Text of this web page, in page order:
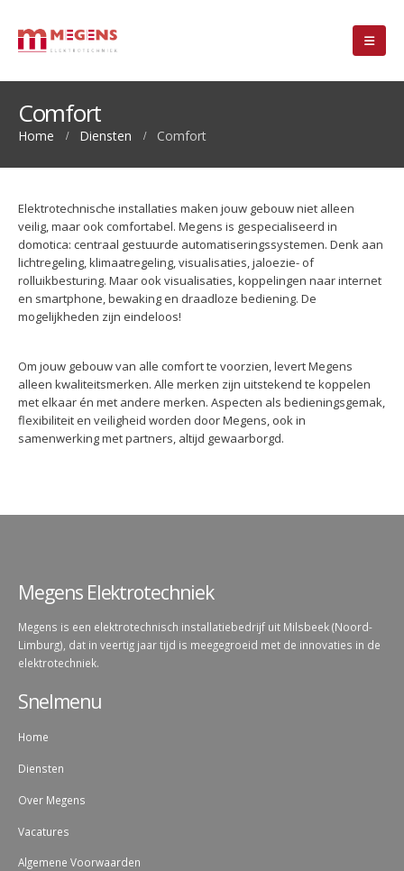
Comfort
Home Diensten Comfort
Elektrotechnische installaties maken jouw gebouw niet alleen
veilig, maar ook comfortabel. Megens is gespecialiseerd in
domotica: centraal gestuurde automatiseringssystemen. Denk aan
lichtregeling, klimaatregeling, visualisaties, jaloezie- of
rolluikbesturing. Maar ook visualisaties, koppelingen naar internet
en smartphone, bewaking en draadloze bediening. De
mogelijkheden zijn eindeloos!
Om jouw gebouw van alle comfort te voorzien, levert Megens
alleen kwaliteitsmerken. Alle merken zijn uitstekend te koppelen
met elkaar én met andere merken. Aspecten als bedieningsgemak,
flexibiliteit en veiligheid worden door Megens, ook in
samenwerking met partners, altijd gewaarborgd.
Megens Elektrotechniek
Megens is een elektrotechnisch installatiebedrijf uit Milsbeek (Noord-
Limburg), dat in veertig jaar tijd is meegegroeid met de innovaties in de
elektrotechniek.
Snelmenu
Home
Diensten
Over Megens
Vacatures
Algemene Voorwaarden